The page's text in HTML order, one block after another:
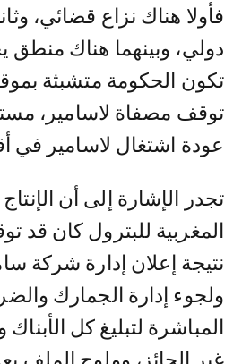
فأولا هناك نزاع قضائي،
دولي، وبينهما هناك منطق
تكون الحكومة متشبثة
توقف مصفاة لاسامير،
عودة اشتغال لاسامير
تجدر الإشارة إلى أن
نتيجة إعلان إدارة شركة
ولجوء إدارة الجمارك
المباشرة لتبليغ كل